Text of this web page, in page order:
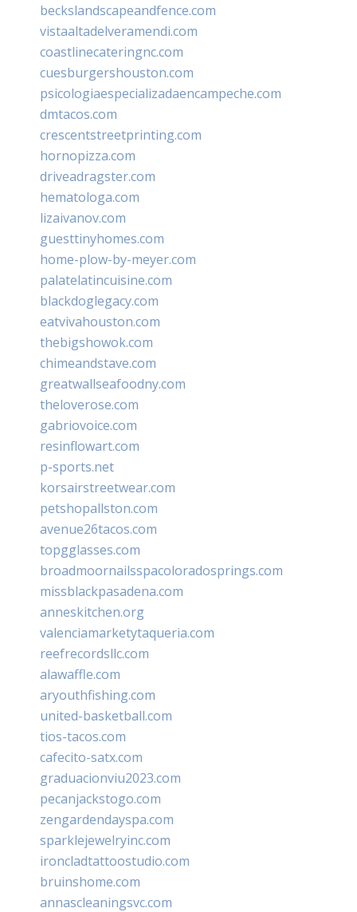
beckslandscapeandfence.com
vistaaltadelveramendi.com
coastlinecateringnc.com
cuesburgershouston.com
psicologiaespecializadaencampeche.com
dmtacos.com
crescentstreetprinting.com
hornopizza.com
driveadragster.com
hematologa.com
lizaivanov.com
guesttinyhomes.com
home-plow-by-meyer.com
palatelatincuisine.com
blackdoglegacy.com
eatvivahouston.com
thebigshowok.com
chimeandstave.com
greatwallseafoodny.com
theloverose.com
gabriovoice.com
resinflowart.com
p-sports.net
korsairstreetwear.com
petshopallston.com
avenue26tacos.com
topgglasses.com
broadmoornailsspacoloradosprings.com
missblackpasadena.com
anneskitchen.org
valenciamarketytaqueria.com
reefrecordsllc.com
alawaffle.com
aryouthfishing.com
united-basketball.com
tios-tacos.com
cafecito-satx.com
graduacionviu2023.com
pecanjackstogo.com
zengardendayspa.com
sparklejewelryinc.com
ironcladtattoostudio.com
bruinshome.com
annascleaningsvc.com